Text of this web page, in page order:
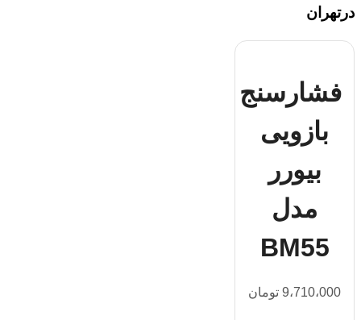
درتهران
فشارسنج
بازويی
بیورر
مدل
BM55
9،710،000 تومان